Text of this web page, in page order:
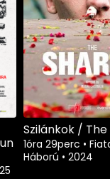
Szilánkok /
1óra 29perc •
Háború • 2024